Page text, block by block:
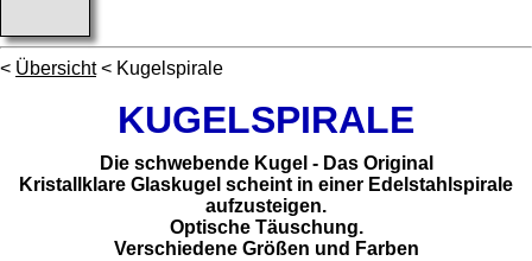
< Übersicht< Kugelspirale
KUGELSPIRALE
Die schwebende Kugel - Das Original
Kristallklare Glaskugel scheint in einer Edelstahlspirale
aufzusteigen.
Optische Täuschung.
Verschiedene Größen und Farben